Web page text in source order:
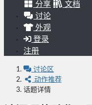
分享
文档
讨论
外观
登录
注册
讨论区
动作推荐
话题详情